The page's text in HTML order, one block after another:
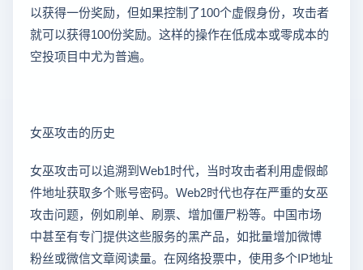
以获得一份奖励，但如果控制了100个虚假身份，攻击者
就可以获得100份奖励。这样的操作在低成本或零成本的
空投项目中尤为普遍。
女巫攻击的历史
女巫攻击可以追溯到Web1时代，当时攻击者利用虚假邮
件地址获取多个账号密码。Web2时代也存在严重的女巫
攻击问题，例如刷单、刷票、增加僵尸粉等。中国市场
中甚至有专门提供这些服务的黑产品，如批量增加微博
粉丝或微信文章阅读量。在网络投票中，使用多个IP地址